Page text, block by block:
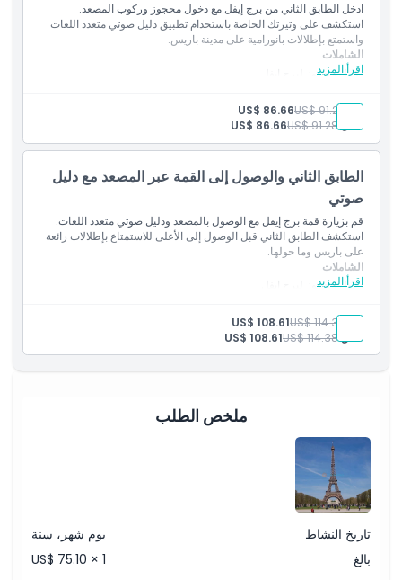
ادخل الطابق الثاني من برج إيفل مع دخول محجوز وركوب المصعد.
استكشف على وتيرتك الخاصة باستخدام تطبيق دليل صوتي متعدد اللغات
واستمتع بإطلالات بانورامية على مدينة باريس.
اقرأ المزيد
الشاملات
دخول محجوز لبرج إيفل
تطبيق دليل صوتي متعدد اللغات
بالغ: US$ 91.28
US$ 86.66
طفل:US$ 91.28
US$ 86.66
الطابق الثاني والوصول إلى القمة عبر المصعد مع دليل
صوتي
قم بزيارة قمة برج إيفل مع الوصول بالمصعد ودليل صوتي متعدد اللغات.
استكشف الطابق الثاني قبل الوصول إلى الأعلى للاستمتاع بإطلالات رائعة
على باريس وما حولها.
اقرأ المزيد
الشاملات
دخول محجوز لبرج إيفل
تطبيق دليل صوتي متعدد اللغات
بالغ: US$ 114.38
US$ 108.61
طفل:US$ 114.38
US$ 108.61
ملخص الطلب
تاريخ النشاط
يوم شهر، سنة
بالغ
US$ 75.10 × 1